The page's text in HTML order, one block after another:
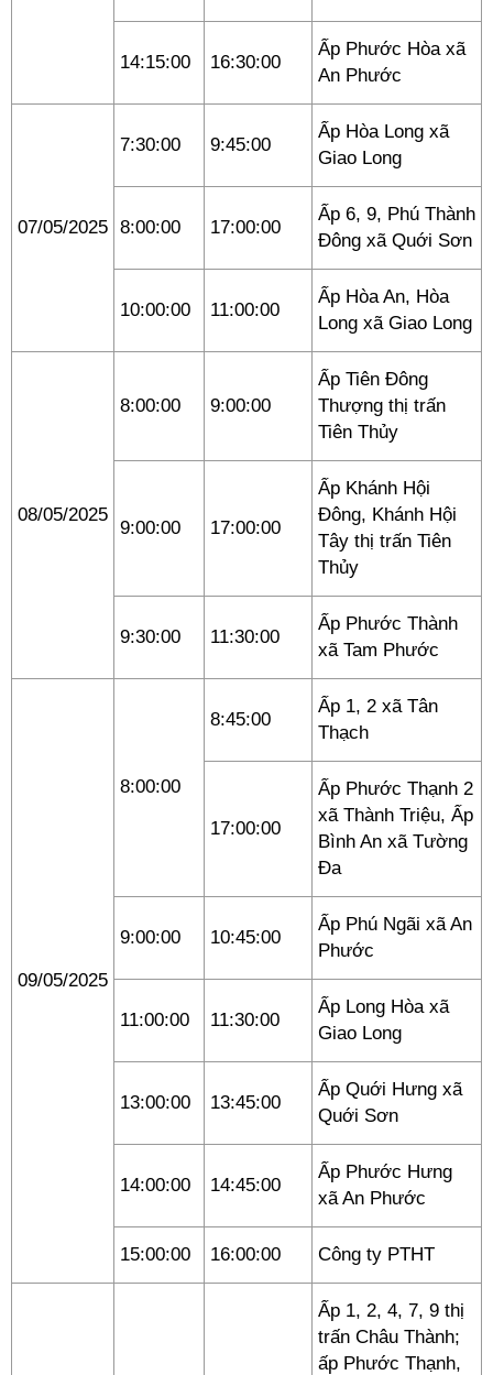
14:15:00 16:30:00
Ấp Phước Hòa xã
An Phước
07/05/2025
7:30:00 9:45:00
Ấp Hòa Long xã
Giao Long
8:00:00 17:00:00
Ấp 6, 9, Phú Thành
Đông xã Quới Sơn
10:00:00 11:00:00
Ấp Hòa An, Hòa
Long xã Giao Long
08/05/2025
8:00:00 9:00:00
Ấp Tiên Đông
Thượng thị trấn
Tiên Thủy
9:00:00 17:00:00
Ấp Khánh Hội
Đông, Khánh Hội
Tây thị trấn Tiên
Thủy
9:30:00 11:30:00
Ấp Phước Thành
xã Tam Phước
09/05/2025
8:00:00
8:45:00
Ấp 1, 2 xã Tân
Thạch
17:00:00
Ấp Phước Thạnh 2
xã Thành Triệu, Ấp
Bình An xã Tường
Đa
9:00:00 10:45:00
Ấp Phú Ngãi xã An
Phước
11:00:00 11:30:00
Ấp Long Hòa xã
Giao Long
13:00:00 13:45:00
Ấp Quới Hưng xã
Quới Sơn
14:00:00 14:45:00
Ấp Phước Hưng
xã An Phước
15:00:00 16:00:00 Công ty PTHT
Ấp 1, 2, 4, 7, 9 thị
trấn Châu Thành;
ấp Phước Thạnh,